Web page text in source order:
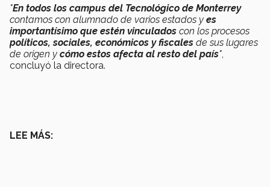
"En todos los campus del Tecnológico de Monterrey
contamos con alumnado de varios estados y es
importantísimo que estén vinculados con los procesos
políticos, sociales, económicos y fiscales de sus lugares
de origen y cómo estos afecta al resto del país",
concluyó la directora.
LEE MÁS: